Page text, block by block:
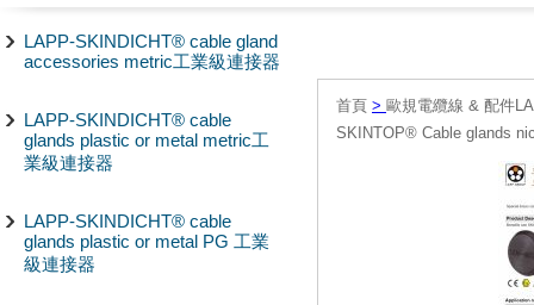
LAPP-SKINDICHT® cable gland
accessories metric工業級連接器
LAPP-SKINDICHT® cable
glands plastic or metal metric工
業級連接器
LAPP-SKINDICHT® cable
glands plastic or metal PG 工業
級連接器
首頁 > 歐規電纜線 & 配件
SKINTOP® Cable glands